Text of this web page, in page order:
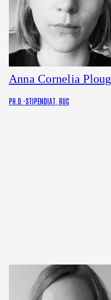
Anna Cornelia Ploug
PH.D.-STIPENDIAT, RUC